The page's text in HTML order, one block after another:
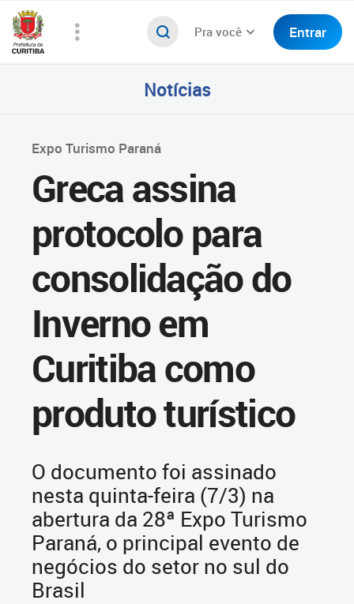
Pra você Entrar
Notícias
Expo Turismo Paraná
Greca assina
protocolo para
consolidação do
Inverno em
Curitiba como
produto turístico
O documento foi assinado
nesta quinta-feira (7/3) na
abertura da 28ª Expo Turismo
Paraná, o principal evento de
negócios do setor no sul do
Brasil